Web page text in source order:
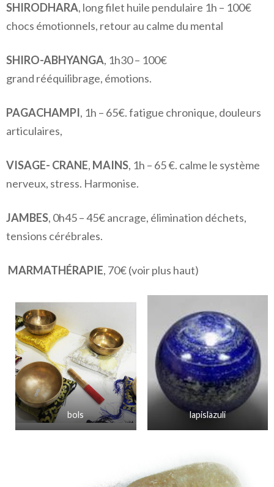
SHIRODHARA, long filet huile pendulaire 1h – 100€
chocs émotionnels, retour au calme du mental
SHIRO-ABHYANGA, 1h30 – 100€
grand rééquilibrage, émotions.
PAGACHAMPI, 1h – 65€. fatigue chronique, douleurs
articulaires,
VISAGE- CRANE, MAINS, 1h – 65 €. calme le système
nerveux, stress. Harmonise.
JAMBES, 0h45 – 45€ ancrage, élimination déchets,
tensions cérébrales.
MARMATHÉRAPIE, 70€ (voir plus haut)
bols lapislazuli